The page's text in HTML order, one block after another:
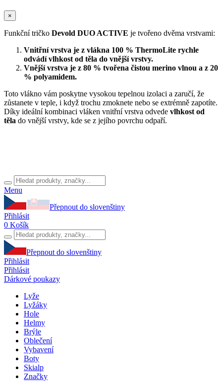
×
Funkční tričko Devold DUO ACTIVE je tvořeno dvěma vrstvami:
Vnitřní vrstva je z vlákna 100 % ThermoLite rychle
odvádí vlhkost od těla do vnější vrstvy.
Vnější vrstva je z 80 % tvořena čistou merino vlnou a z 20
% polyamidem.
Toto vlákno vám poskytne vysokou tepelnou izolaci a zaručí, že
zůstanete v teple, i když trochu zmoknete nebo se extrémně zapotíte.
Díky ideální kombinaci vláken vnitřní vrstva odvede vlhkost od
těla do vnější vrstvy, kde se z jejího povrchu odpaří.
Menu
Přepnout do slovenštiny
Přihlásit
0 Košík
Přepnout do slovenštiny
Přihlásit
Přihlásit
Dárkové poukazy
Lyže
Lyžáky
Hole
Helmy
Brýle
Oblečení
Vybavení
Boty
Skialp
Značky